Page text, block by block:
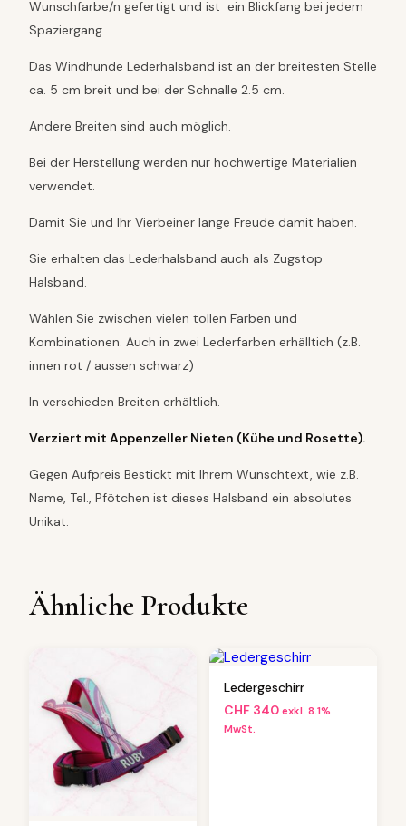
Wunschfarbe/n gefertigt und ist ein Blickfang bei jedem
Spaziergang.
Das Windhunde Lederhalsband ist an der breitesten Stelle
ca. 5 cm breit und bei der Schnalle 2.5 cm.
Andere Breiten sind auch möglich.
Bei der Herstellung werden nur hochwertige Materialien
verwendet.
Damit Sie und Ihr Vierbeiner lange Freude damit haben.
Sie erhalten das Lederhalsband auch als Zugstop
Halsband.
Wählen Sie zwischen vielen tollen Farben und
Kombinationen. Auch in zwei Lederfarben erhälltich (z.B.
innen rot / aussen schwarz)
In verschieden Breiten erhältlich.
Verziert mit Appenzeller Nieten (Kühe und Rosette).
Gegen Aufpreis Bestickt mit Ihrem Wunschtext, wie z.B.
Name, Tel., Pfötchen ist dieses Halsband ein absolutes
Unikat.
Ähnliche Produkte
Ledergeschirr
CHF 340exkl. 8.1%
MwSt.